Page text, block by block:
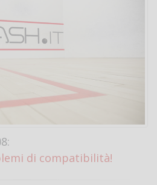
di compatibilità!